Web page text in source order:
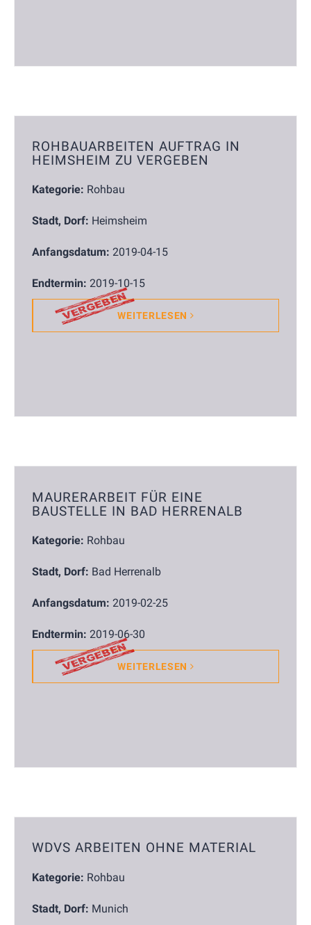
ROHBAUARBEITEN AUFTRAG IN
HEIMSHEIM ZU VERGEBEN
Kategorie: Rohbau
Stadt, Dorf: Heimsheim
Anfangsdatum: 2019-04-15
Endtermin: 2019-10-15
WEITERLESEN
MAURERARBEIT FÜR EINE
BAUSTELLE IN BAD HERRENALB
Kategorie: Rohbau
Stadt, Dorf: Bad Herrenalb
Anfangsdatum: 2019-02-25
Endtermin: 2019-06-30
WEITERLESEN
WDVS ARBEITEN OHNE MATERIAL
Kategorie: Rohbau
Stadt, Dorf: Munich